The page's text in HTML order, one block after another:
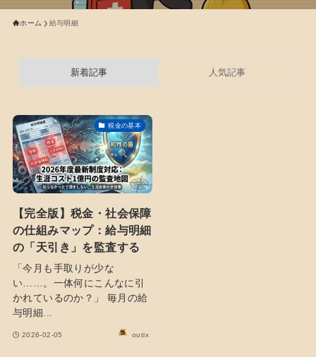
ホーム 給与明細
新着記事 人気記事
税金の基本
【完全版】税金・社会保障
の仕組みマップ：給与明細
の「天引き」を監査する
「今月も手取りが少な
い……。一体何にこんなに引
かれているのか？」 毎月の給
与明細...
2026-02-05 outix